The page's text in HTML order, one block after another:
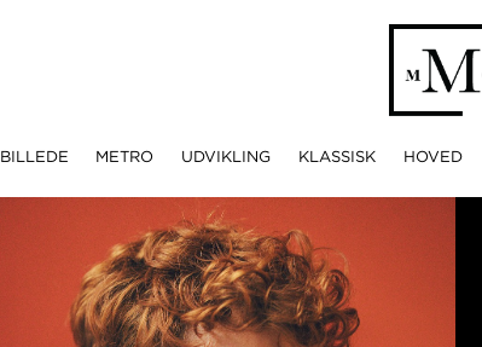
BILLEDE METRO UDVIKLING KLASSISK HOVED